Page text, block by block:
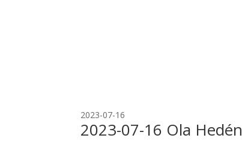
2023-07-16
2023-07-16 Ola